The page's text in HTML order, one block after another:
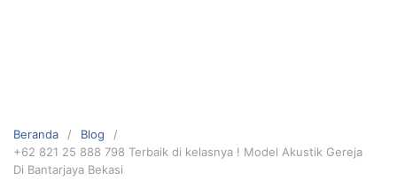
Beranda
Blog
+62 821 25 888 798 Terbaik di kelasnya ! Model Akustik Gereja
Di Bantarjaya Bekasi